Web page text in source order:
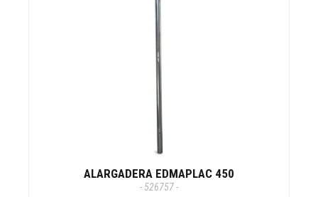
ALARGADERA EDMAPLAC 450
- 526757 -